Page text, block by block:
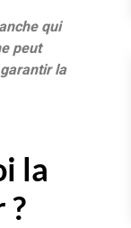
qui
peut
la
la
?